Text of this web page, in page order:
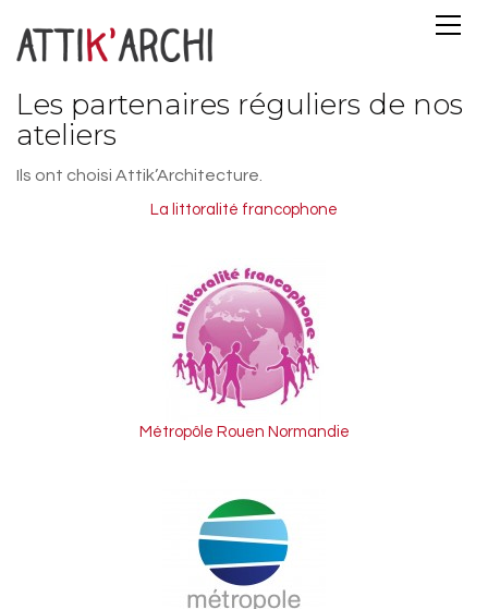
Les partenaires réguliers de nos
ateliers
Ils ont choisi Attik’Architecture.
La littoralité francophone
Métropôle Rouen Normandie